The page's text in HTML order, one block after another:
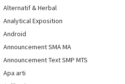
Alternatif & Herbal
Analytical Exposition
Android
Announcement SMA MA
Announcement Text SMP MTS
Apa arti